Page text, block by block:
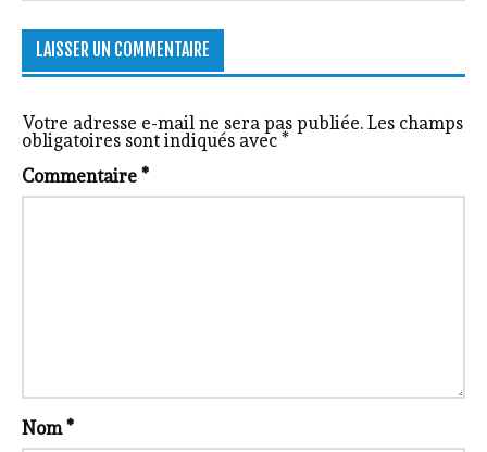
LAISSER UN COMMENTAIRE
Votre adresse e-mail ne sera pas publiée. Les champs
obligatoires sont indiqués avec*
Commentaire*
Nom*